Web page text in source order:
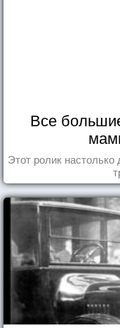
Все
Этот ролик